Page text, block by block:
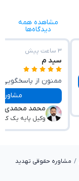
مشاهده همه
دیدگاه‌ها
۳ ساعت پیش
سید م
ممنون از
مشکل🙏
مشاوره با این
محمد محمدی
وکیل پایه یک
مشاوره حقوقی تهدید